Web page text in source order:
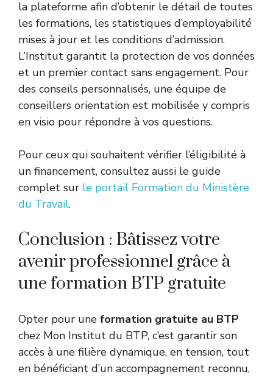
la plateforme afin d’obtenir le détail de toutes
les formations, les statistiques d’employabilité
mises à jour et les conditions d’admission.
L’Institut garantit la protection de vos données
et un premier contact sans engagement. Pour
des conseils personnalisés, une équipe de
conseillers orientation est mobilisée y compris
en visio pour répondre à vos questions.
Pour ceux qui souhaitent vérifier l’éligibilité à
un financement, consultez aussi le guide
complet sur le portail Formation du Ministère
du Travail.
Conclusion : Bâtissez votre
avenir professionnel grâce à
une formation BTP gratuite
Opter pour une formation gratuite au BTP
chez Mon Institut du BTP, c’est garantir son
accès à une filière dynamique, en tension, tout
en bénéficiant d’un accompagnement reconnu,